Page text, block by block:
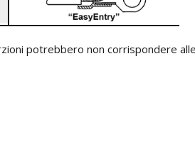
potrebbero non corrispondere alle